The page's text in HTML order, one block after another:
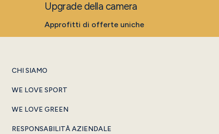
Upgrade della camera
Approfitti di offerte uniche
CHI SIAMO
WE LOVE SPORT
WE LOVE GREEN
RESPONSABILITÀ AZIENDALE